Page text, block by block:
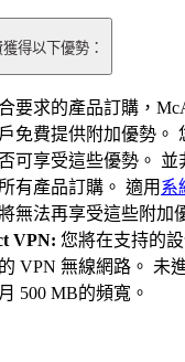
得以下優勢：
要求的產品訂購，
免費提供附加優勢。
可享受這些優勢。
有產品訂購。 適用 系
無法再享受這些附加
VPN: 您將在支持的
VPN 無線網路。 未
500 MB的頻寬。